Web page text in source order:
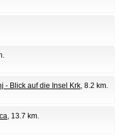
- Blick auf die Insel Krk, 8.2 km.
, 13.7 km.